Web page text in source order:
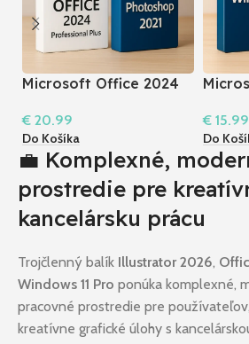
Microsoft Office 2024
2021
€ 20.99
Do Košíka
I
€ 15.99
Do
💼 Komplexné,
prostredie pre
kancelársku prácu
Trojčlenný balík Illustrator 2026,
Windows 11 Pro ponúka komplexné,
pracovné prostredie pre
kreatívne grafické úlohy s